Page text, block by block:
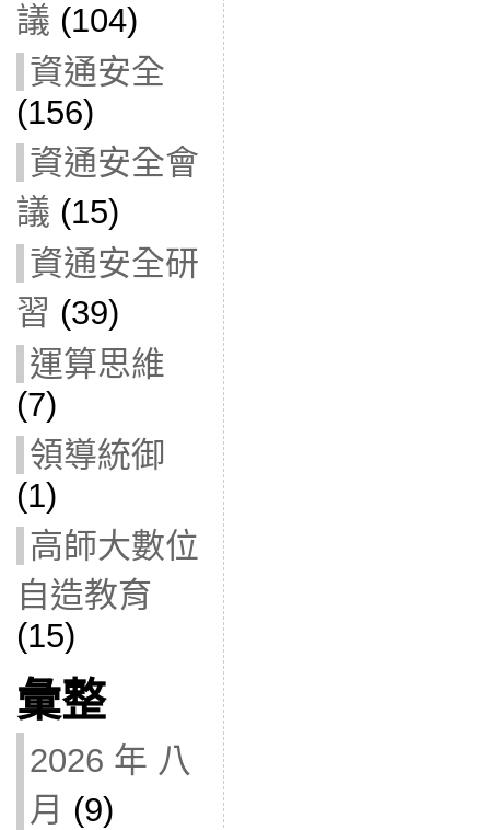
議 (104)
資通安全
(156)
資通安全會
議 (15)
資通安全研
習 (39)
運算思維
(7)
領導統御
(1)
高師大數位
自造教育
(15)
彙整
2026 年 八
月 (9)